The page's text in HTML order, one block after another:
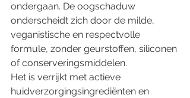
ondergaan. De oogschaduw
onderscheidt zich door de milde,
veganistische en respectvolle
formule, zonder geurstoffen, siliconen
of conserveringsmiddelen.
Het is verrijkt met actieve
huidverzorgingsingrediënten en